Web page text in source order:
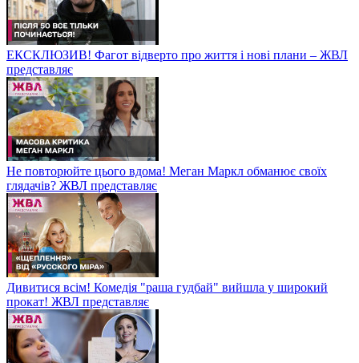
ЕКСКЛЮЗИВ! Фагот відверто про життя і нові плани – ЖВЛ
представляє
Не повторюйте цього вдома! Меган Маркл обманює своїх
глядачів? ЖВЛ представляє
Дивитися всім! Комедія "раша гудбай" вийшла у широкий
прокат! ЖВЛ представляє